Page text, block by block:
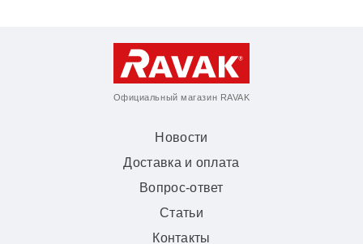
Официальный магазин RAVAK
Новости
Доставка и оплата
Вопрос-ответ
Статьи
Контакты